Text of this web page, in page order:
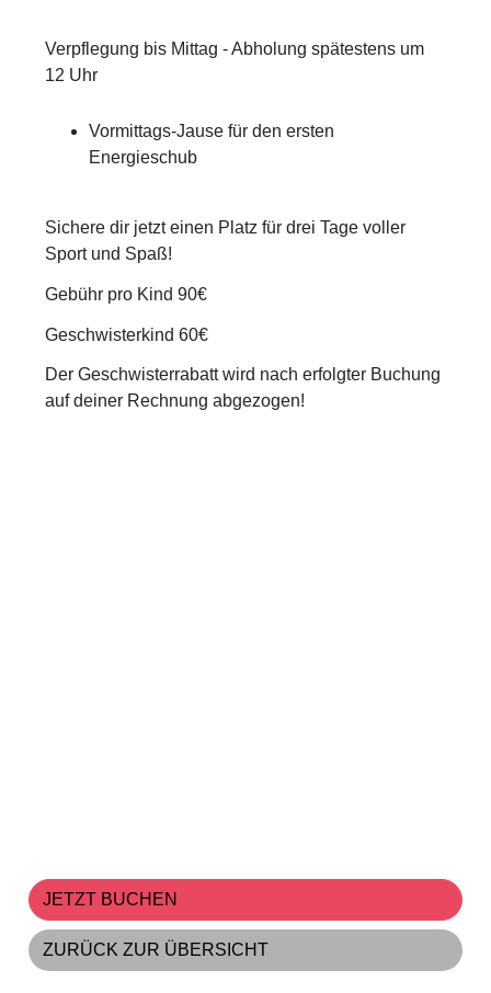
Verpflegung bis Mittag - Abholung spätestens um
12 Uhr
Vormittags-Jause für den ersten
Energieschub
Sichere dir jetzt einen Platz für drei Tage voller
Sport und Spaß!
Gebühr pro Kind 90€
Geschwisterkind 60€
Der Geschwisterrabatt wird nach erfolgter Buchung
auf deiner Rechnung abgezogen!
JETZT BUCHEN
ZURÜCK ZUR ÜBERSICHT